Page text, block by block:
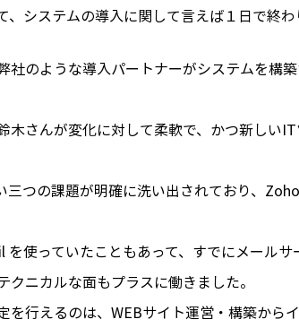
システムの導入に関して言えば１日で終わ
のような導入パートナーがシステムを構
木さんが変化に対して柔軟で、かつ新しい
三つの課題が明確に洗い出されており、
使っていたこともあって、すでにメール
ニカルな面もプラスに働きました。
を行えるのは、WEBサイト運営・構築から